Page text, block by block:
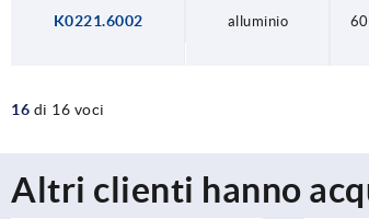
K0221.6002 alluminio
16 di 16 voci
Altri clienti hanno